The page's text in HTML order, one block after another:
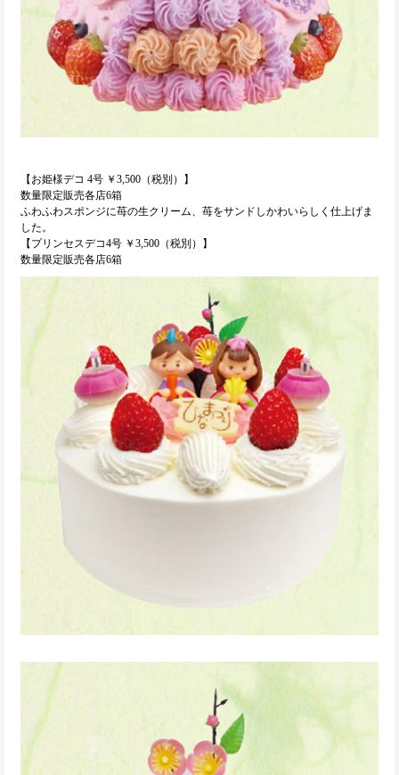
【お姫様デコ 4号 ￥3,500（税別）】
数量限定販売各店6箱
ふわふわスポンジに苺の生クリーム、苺をサンドしかわいらしく仕上げま
した。
【プリンセスデコ4号 ￥3,500（税別）】
数量限定販売各店6箱